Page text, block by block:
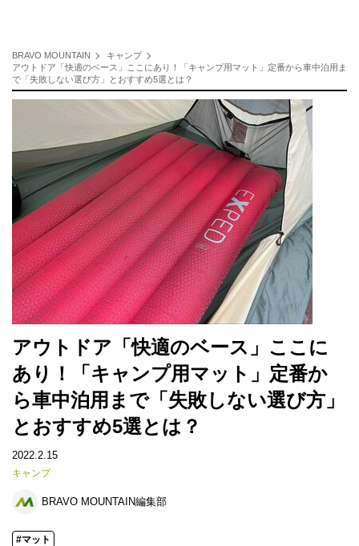
BRAVO MOUNTAIN
キャンプ
アウトドア「快適のベース」ここにあり！「キャンプ用マット」定番から車中泊用ま
で「失敗しない選び方」とおすすめ5選とは？
アウトドア「快適のベース」ここに
あり！「キャンプ用マット」定番か
ら車中泊用まで「失敗しない選び方」
とおすすめ5選とは？
2022.2.15
キャンプ
BRAVO MOUNTAIN編集部
#マット